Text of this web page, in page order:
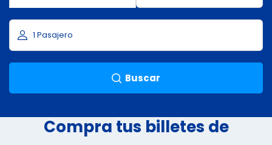
Buscar
Compra tus billetes de